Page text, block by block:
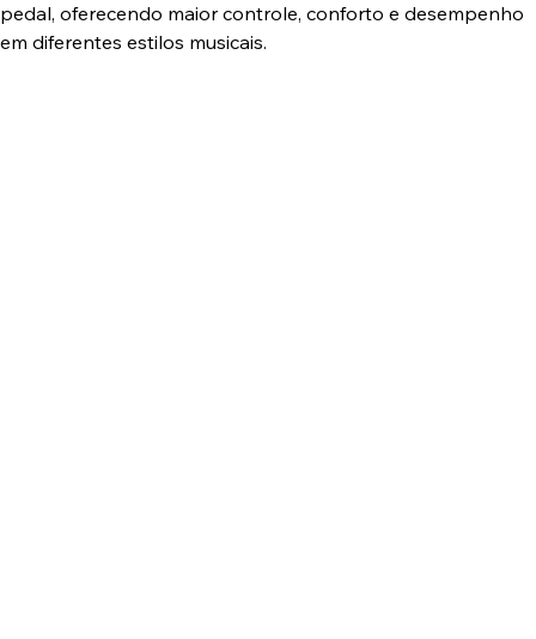
pedal, oferecendo maior controle, conforto e desempenho
em diferentes estilos musicais.